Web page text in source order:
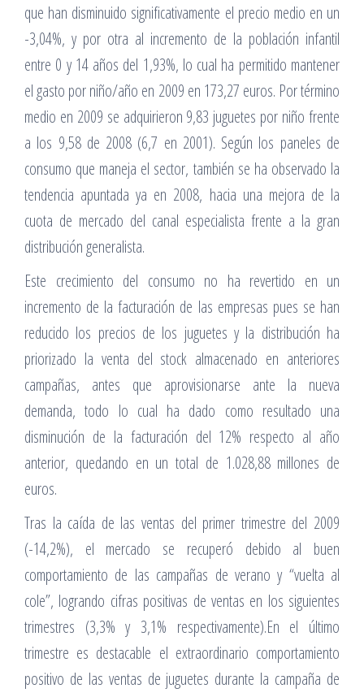
que han disminuido significativamente el precio medio en un
-3,04%, y por otra al incremento de la población infantil
entre 0 y 14 años del 1,93%, lo cual ha permitido mantener
el gasto por niño/año en 2009 en 173,27 euros. Por término
medio en 2009 se adquirieron 9,83 juguetes por niño frente
a los 9,58 de 2008 (6,7 en 2001). Según los paneles de
consumo que maneja el sector, también se ha observado la
tendencia apuntada ya en 2008, hacia una mejora de la
cuota de mercado del canal especialista frente a la gran
distribución generalista.
Este crecimiento del consumo no ha revertido en un
incremento de la facturación de las empresas pues se han
reducido los precios de los juguetes y la distribución ha
priorizado la venta del stock almacenado en anteriores
campañas, antes que aprovisionarse ante la nueva
demanda, todo lo cual ha dado como resultado una
disminución de la facturación del 12% respecto al año
anterior, quedando en un total de 1.028,88 millones de
euros.
Tras la caída de las ventas del primer trimestre del 2009
(-14,2%), el mercado se recuperó debido al buen
comportamiento de las campañas de verano y “vuelta al
cole”, logrando cifras positivas de ventas en los siguientes
trimestres (3,3% y 3,1% respectivamente).En el último
trimestre es destacable el extraordinario comportamiento
positivo de las ventas de juguetes durante la campaña de